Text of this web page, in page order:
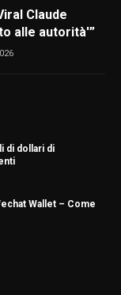
Claude
alle autorità'”
di dollari di
Wallet – Come